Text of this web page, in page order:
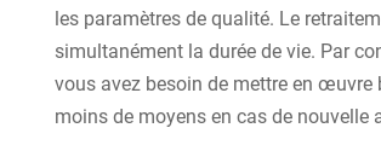
les paramètres de qualité. Le
simultanément la durée de vie. Par
vous avez besoin de mettre en œuvre
moins de moyens en cas de nouvelle